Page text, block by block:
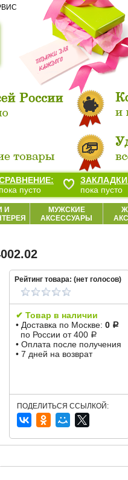
И
МУЖСКИЕ
АКСЕССУАРЫ
Рейтинг товара: (нет голосов)
✔ Товар в наличии
• Доставка по Москве: 0 Р
по России от 400 Р
• Оплата после получения
• 7 дней на возврат
ПОДЕЛИТЬСЯ ССЫЛКОЙ:
пока пусто
пока пусто